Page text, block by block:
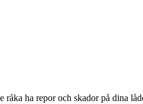
ha repor och skador på dina